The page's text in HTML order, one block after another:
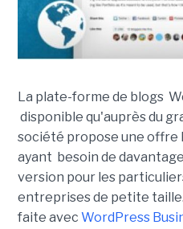
La plate-forme de blogs
disponible qu'auprès du
société propose une offre
ayant besoin de
version pour les
entreprises de petite
faite avec WordPress